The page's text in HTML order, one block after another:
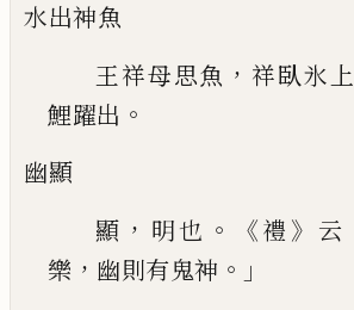
水出神魚
王祥母思魚 ， 祥臥氷上
鯉躍出 。
幽顯
顯 ， 明也 。《禮 》 云
樂 ， 幽則有鬼神 。」